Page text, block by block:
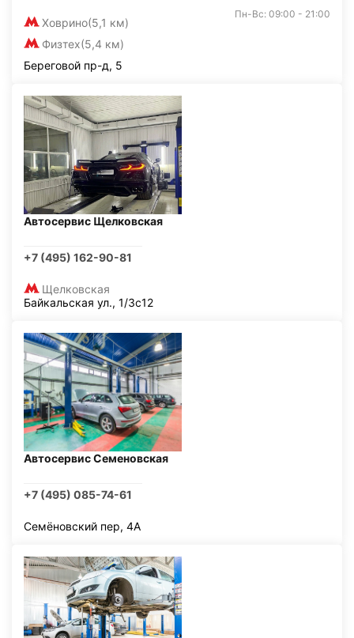
Ховрино(5,1 км)
Физтех(5,4 км)
Пн-Вс: 09:00 - 21:00
Береговой пр-д, 5
Автосервис Щелковская
+7 (495) 162-90-81
Щелковская
Байкальская ул., 1/3с12
Автосервис Семеновская
+7 (495) 085-74-61
Семёновский пер, 4А